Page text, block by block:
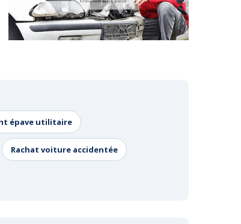
épave utilitaire
Rachat voiture accidentée